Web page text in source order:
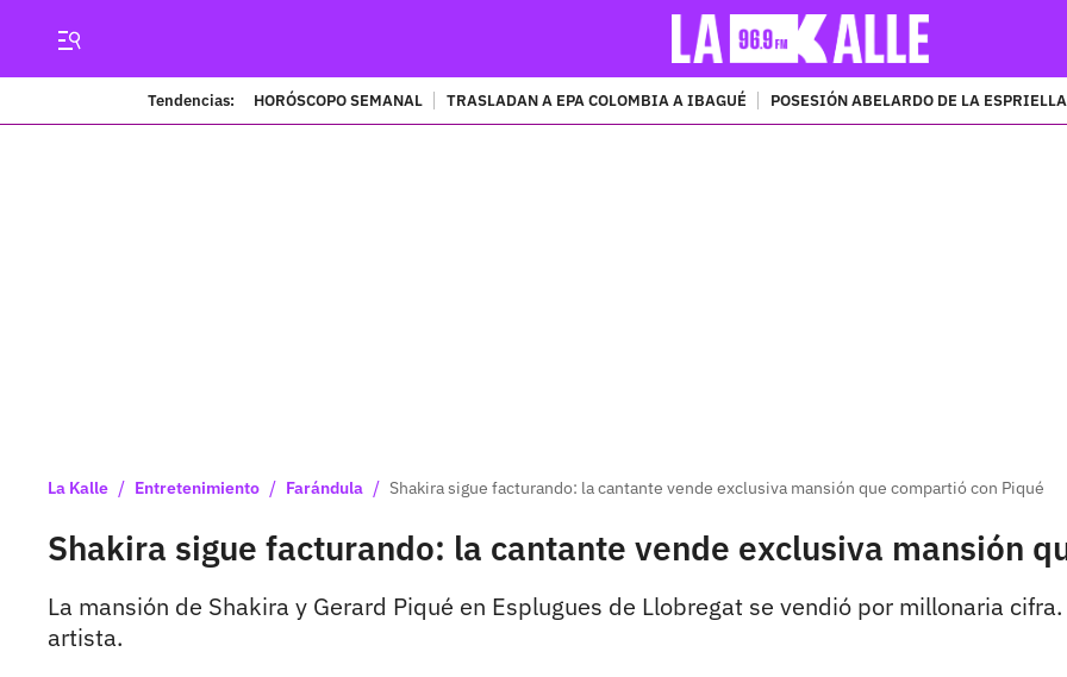
Tendencias: HORÓSCOPO SEMANAL TRASLADAN A EPA COLOMBIA A IBAGUÉ POSESIÓN ABELARDO DE LA ESPRIELLA
La Kalle / Entretenimiento / Farándula / Shakira sigue facturando: la cantante vende exclusiva mansión que compartió con Piqué
Shakira sigue facturando: la cantante vende exclusiva mansión
La mansión de Shakira y Gerard Piqué en Esplugues de Llobregat se vendió por millonaria
artista.